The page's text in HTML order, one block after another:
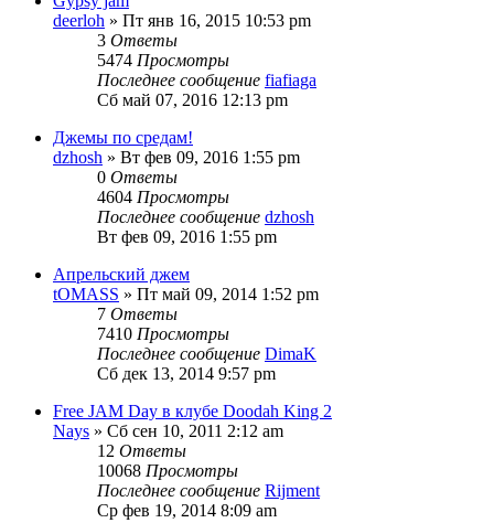
deerloh » Пт янв 16, 2015 10:53 pm
3 Ответы
5474 Просмотры
Последнее сообщение fiafiaga
Сб май 07, 2016 12:13 pm
Джемы по средам!
dzhosh » Вт фев 09, 2016 1:55 pm
0 Ответы
4604 Просмотры
Последнее сообщение dzhosh
Вт фев 09, 2016 1:55 pm
Апрельский джем
tOMASS » Пт май 09, 2014 1:52 pm
7 Ответы
7410 Просмотры
Последнее сообщение DimaK
Сб дек 13, 2014 9:57 pm
Free JAM Day в клубе Doodah King 2
Nays » Сб сен 10, 2011 2:12 am
12 Ответы
10068 Просмотры
Последнее сообщение Rijment
Ср фев 19, 2014 8:09 am